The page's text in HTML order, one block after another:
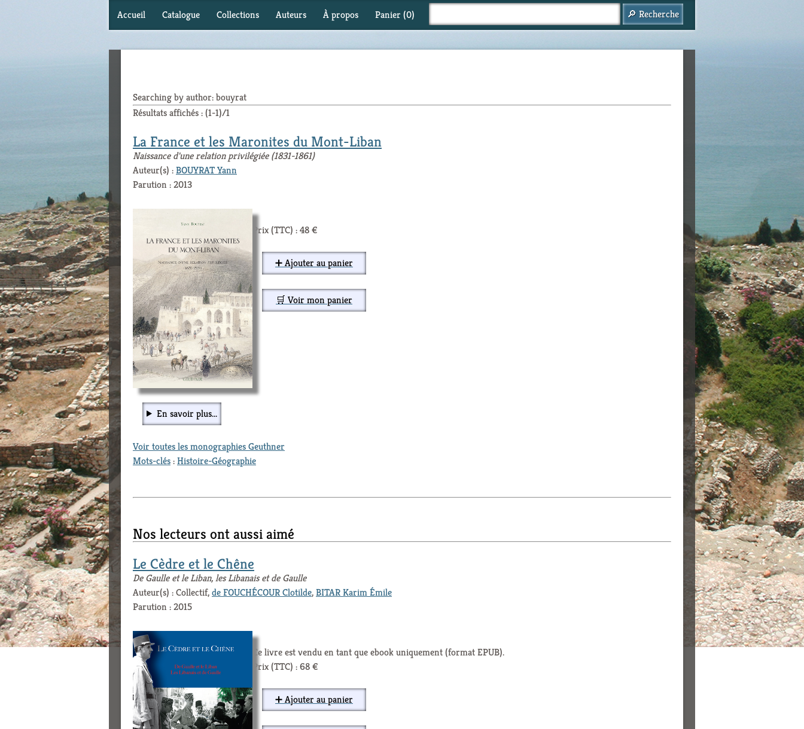
Accueil Catalogue Collections Auteurs À propos Panier (0)
Searching by author: bouyrat
Résultats affichés : (1-1)/1
La France et les Maronites du Mont-Liban
Naissance d'une relation privilégiée (1831-1861)
Auteur(s) :BOUYRAT Yann
Parution : 2013
Prix (TTC) : 48 €
➕ Ajouter au panier
🛒 Voir mon panier
En savoir plus...
Voir toutes les monographies Geuthner
Mots-clés:Histoire-Géographie
Nos lecteurs ont aussi aimé
Le Cèdre et le Chêne
De Gaulle et le Liban, les Libanais et de Gaulle
Auteur(s) : Collectif,de FOUCHÉCOUR Clotilde,BITAR Karim Émile
Parution : 2015
Ce livre est vendu en tant que ebook uniquement (format EPUB).
Prix (TTC) : 68 €
➕ Ajouter au panier